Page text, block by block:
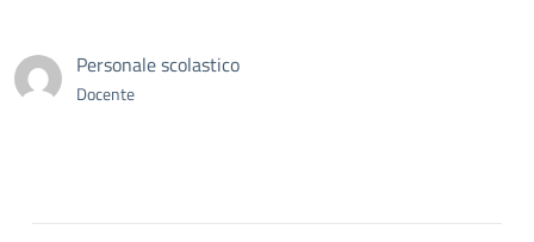
Personale scolastico
Docente